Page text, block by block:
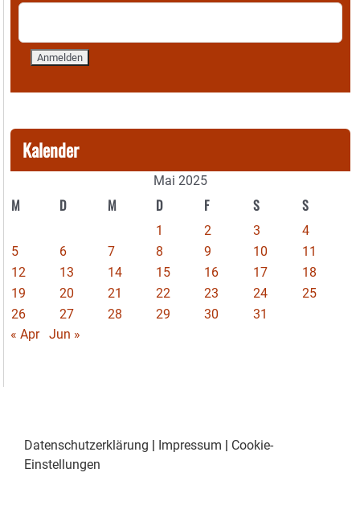
Kalender
Mai 2025
M D M D F S S
1 2 3
4
5
6 7 8 9 10
11
12
13 14 15 16 17
18
19
20 21 22 23 24
25
26
27 28 29 30
31
« Apr
Jun »
Datenschutzerklärung | Impressum | Cookie-
Einstellungen